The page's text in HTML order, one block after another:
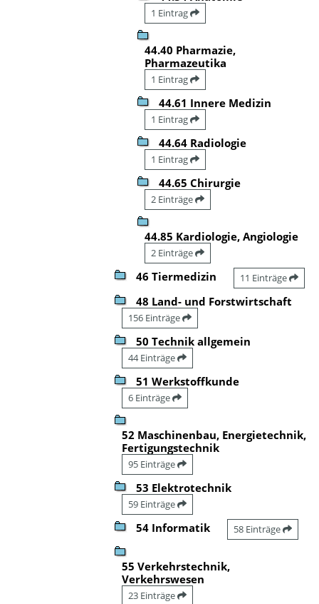
1 Eintrag
44.40 Pharmazie,
Pharmazeutika
1 Eintrag
44.61 Innere Medizin
1 Eintrag
44.64 Radiologie
1 Eintrag
44.65 Chirurgie
2 Einträge
44.85 Kardiologie, Angiologie
2 Einträge
46 Tiermedizin 11 Einträge
48 Land- und Forstwirtschaft
156 Einträge
50 Technik allgemein
44 Einträge
51 Werkstoffkunde
6 Einträge
52 Maschinenbau, Energietechnik,
Fertigungstechnik
95 Einträge
53 Elektrotechnik
59 Einträge
54 Informatik 58 Einträge
55 Verkehrstechnik,
Verkehrswesen
23 Einträge